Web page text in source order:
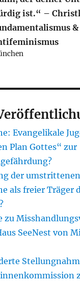
ist.“ –
&
Evangelikale
Plan Gottes“ zur
der
als freier Träger
zu
SeeNest von